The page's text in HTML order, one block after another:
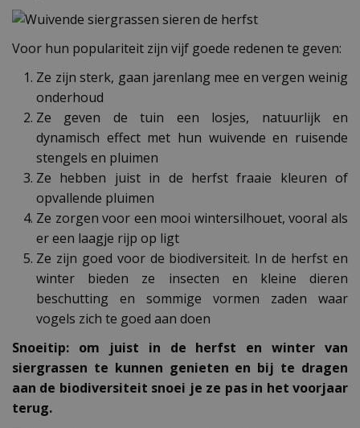
Voor hun populariteit zijn vijf goede redenen te geven:
Ze zijn sterk, gaan jarenlang mee en vergen weinig
onderhoud
Ze geven de tuin een losjes, natuurlijk en
dynamisch effect met hun wuivende en ruisende
stengels en pluimen
Ze hebben juist in de herfst fraaie kleuren of
opvallende pluimen
Ze zorgen voor een mooi wintersilhouet, vooral als
er een laagje rijp op ligt
Ze zijn goed voor de biodiversiteit. In de herfst en
winter bieden ze insecten en kleine dieren
beschutting en sommige vormen zaden waar
vogels zich te goed aan doen
Snoeitip: om juist in de herfst en winter van
siergrassen te kunnen genieten en bij te dragen
aan de biodiversiteit snoei je ze pas in het voorjaar
terug.